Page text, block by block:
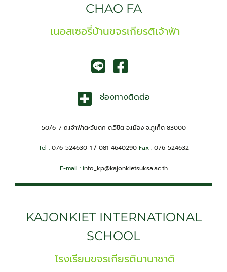
CHAO FA
เนอสเซอรี่บ้านขจรเกียรติเจ้าฟ้า
ช่องทางติดต่อ
50/6-7 ถ.เจ้าฟ้าตะวันตก ต.วิชิต อ.เมือง จ.ภูเก็ต 83000
Tel :076-524630-1 / 081-4640290 Fax : 076-524632
E-mail : info_kp@kajonkietsuksa.ac.th
KAJONKIET INTERNATIONAL
SCHOOL
โรงเรียนขจรเกียรตินานาชาติ